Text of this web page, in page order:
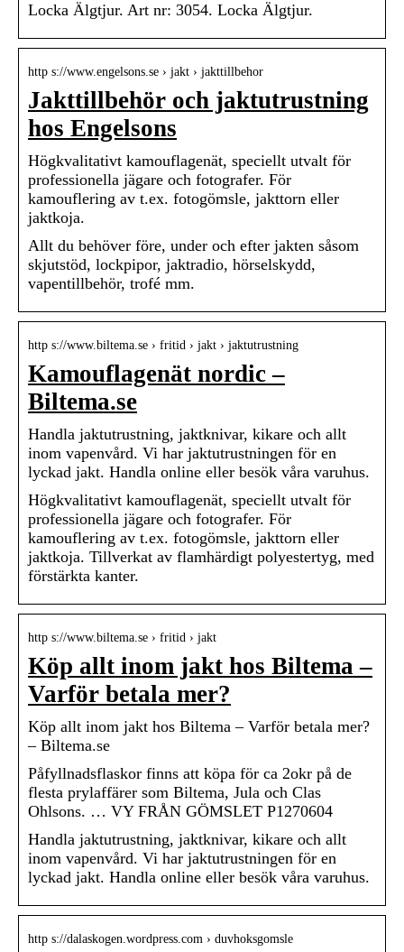
Locka Älgtjur. Art nr: 3054. Locka Älgtjur.
http s://www.engelsons.se › jakt › jakttillbehor
Jakttillbehör och jaktutrustning
hos Engelsons
Högkvalitativt kamouflagenät, speciellt utvalt för
professionella jägare och fotografer. För
kamouflering av t.ex. fotogömsle, jakttorn eller
jaktkoja.
Allt du behöver före, under och efter jakten såsom
skjutstöd, lockpipor, jaktradio, hörselskydd,
vapentillbehör, trofé mm.
http s://www.biltema.se › fritid › jakt › jaktutrustning
Kamouflagenät nordic –
Biltema.se
Handla jaktutrustning, jaktknivar, kikare och allt
inom vapenvård. Vi har jaktutrustningen för en
lyckad jakt. Handla online eller besök våra varuhus.
Högkvalitativt kamouflagenät, speciellt utvalt för
professionella jägare och fotografer. För
kamouflering av t.ex. fotogömsle, jakttorn eller
jaktkoja. Tillverkat av flamhärdigt polyestertyg, med
förstärkta kanter.
http s://www.biltema.se › fritid › jakt
Köp allt inom jakt hos Biltema –
Varför betala mer?
Köp allt inom jakt hos Biltema – Varför betala mer?
– Biltema.se
Påfyllnadsflaskor finns att köpa för ca 2okr på de
flesta prylaffärer som Biltema, Jula och Clas
Ohlsons. … VY FRÅN GÖMSLET P1270604
Handla jaktutrustning, jaktknivar, kikare och allt
inom vapenvård. Vi har jaktutrustningen för en
lyckad jakt. Handla online eller besök våra varuhus.
http s://dalaskogen.wordpress.com › duvhoksgomsle